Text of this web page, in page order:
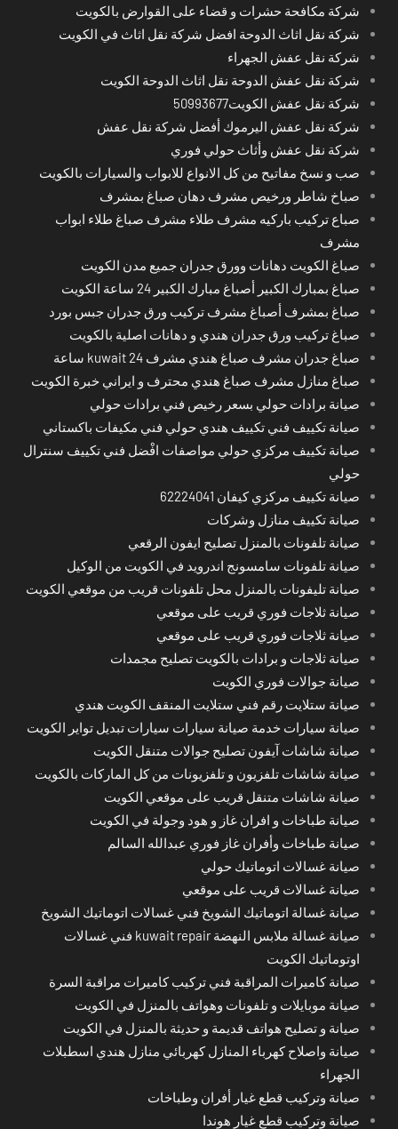
شركة مكافحة حشرات و قضاء على القوارض بالكويت
شركة نقل اثاث الدوحة افضل شركة نقل اثاث في الكويت
شركة نقل عفش الجهراء
شركة نقل عفش الدوحة نقل اثاث الدوحة الكويت
شركة نقل عفش الكويت50993677
شركة نقل عفش اليرموك أفضل شركة نقل عفش
شركة نقل عفش وأثاث حولي فوري
صب و نسخ مفاتيح من كل الانواع للابواب والسيارات بالكويت
صباخ شاطر ورخيص مشرف دهان صباغ بمشرف
صباع تركيب باركيه مشرف طلاء مشرف صباغ طلاء ابواب
مشرف
صباغ الكويت دهانات وورق جدران جميع مدن الكويت
صباغ بمبارك الكبير أصباغ مبارك الكبير 24 ساعة الكويت
صباغ بمشرف أصباغ مشرف تركيب ورق جدران جبس بورد
صباغ تركيب ورق جدران هندي و دهانات اصلية بالكويت
صباغ جدران مشرف صباغ هندي مشرف kuwait 24 ساعة
صباغ منازل مشرف صباغ هندي محترف و ايراني خبرة الكويت
صيانة برادات حولي بسعر رخيص فني برادات حولي
صيانة تكييف فني تكييف هندي حولي فني مكيفات باكستاني
صيانة تكييف مركزي حولي مواصفات افْضل فني تكييف سنترال
حولي
صيانة تكييف مركزي كيفان 62224041
صيانة تكييف منازل وشركات
صيانة تلفونات بالمنزل تصليح ايفون الرقعي
صيانة تلفونات سامسونج اندرويد في الكويت من الوكيل
صيانة تليفونات بالمنزل محل تلفونات قريب من موقعي الكويت
صيانة ثلاجات فوري قريب على موقعي
صيانة ثلاجات فوري قريب على موقعي
صيانة ثلاجات و برادات بالكويت تصليح مجمدات
صيانة جوالات فوري الكويت
صيانة ستلايت رقم فني ستلايت المنقف الكويت هندي
صيانة سيارات خدمة صيانة سيارات سيارات تبديل تواير الكويت
صيانة شاشات آيفون تصليح جوالات متنقل الكويت
صيانة شاشات تلفزيون و تلفزيونات من كل الماركات بالكويت
صيانة شاشات متنقل قريب على موقعي الكويت
صيانة طباخات و افران غاز و هود وجولة في الكويت
صيانة طباخات وأفران غاز فوري عبدالله السالم
صيانة غسالات اتوماتيك حولي
صيانة غسالات قريب على موقعي
صيانة غسالة اتوماتيك الشويخ فني غسالات اتوماتيك الشويخ
صيانة غسالة ملابس النهضة kuwait repair فني غسالات
اوتوماتيك الكويت
صيانة كاميرات المراقبة فني تركيب كاميرات مراقبة السرة
صيانة موبايلات و تلفونات وهواتف بالمنزل في الكويت
صيانة و تصليح هواتف قديمة و حديثة بالمنزل في الكويت
صيانة واصلاح كهرباء المنازل كهربائي منازل هندي اسطبلات
الجهراء
صيانة وتركيب قطع غيار أفران وطباخات
صيانة وتركيب قطع غيار هوندا